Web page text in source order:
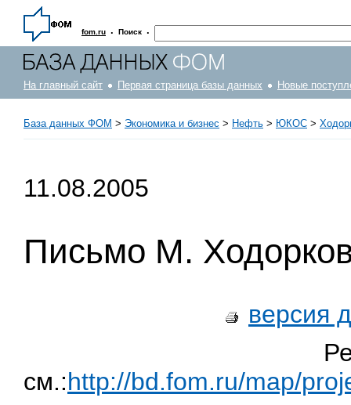
fom.ru · Поиск ·
На главный сайт Первая страница базы данных Новые
База данных ФОМ > Экономика и бизнес > Нефть > ЮКОС >
11.08.2005
Письмо М.
версия
см.:http://bd.fom.ru/map/